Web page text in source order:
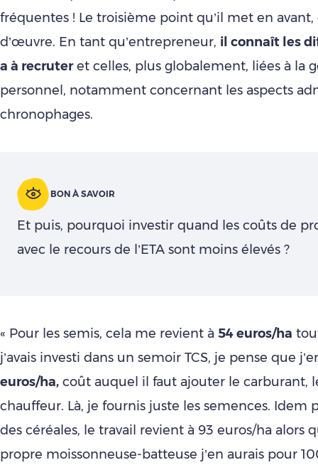
fréquentes ! Le troisième point qu’il met en avant,
d’œuvre. En tant qu’entrepreneur, il connaît les
a à recruteret celles, plus globalement, liées à la
personnel, notamment concernant les aspects
chronophages.
BON À SAVOIR
Et puis, pourquoi investir quand les coûts de
avec le recours de l’ETA sont moins élevés ?
« Pour les semis, cela me revient à 54 euros/ha
j’avais investi dans un semoir TCS, je pense que
euros/ha, coût auquel il faut ajouter le carburant,
chauffeur. Là, je fournis juste les semences. Idem
des céréales, le travail revient à 93 euros/ha alors
propre moissonneuse-batteuse j’en aurais pour